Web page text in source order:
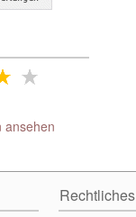
ansehen
Rechtliches